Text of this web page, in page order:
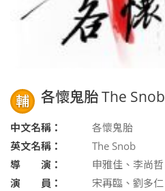
輔 各懷鬼胎 The Snob
中文名稱：
各懷鬼胎
英文名稱：
The Snob
導 演：
申雅佳、李尚哲
演 員：
宋再臨、劉多